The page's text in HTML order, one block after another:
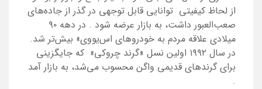
از لحاظ کیفیتی توانایی قابل توجهی در گذر از جاده‌های
صعب‌العبور داشت، به بازار عرضه شود .
در دهه ۹۰
میلادی علاقه مردم به خودروهای اس‌یووی» بیش‌تر شد.
در سال ۱۹۹۲ اولین نسل «گرند چروکی» که جایگزینی
برای گرندهای قدیمی واگن محسوب می‌شد، به بازار آمد
.